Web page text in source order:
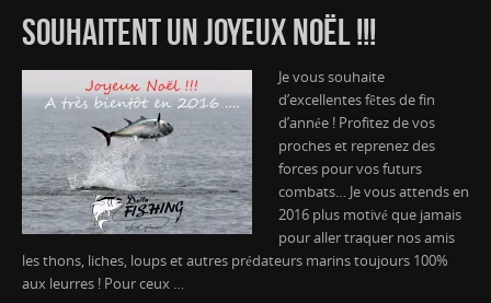
SOUHAITENT UN JOYEUX NOËL !!!
Je vous souhaite
d’excellentes fêtes de fin
d’année ! Profitez de vos
proches et reprenez des
forces pour vos futurs
combats… Je vous attends en
2016 plus motivé que jamais
pour aller traquer nos amis
les thons, liches, loups et autres prédateurs marins toujours 100%
aux leurres ! Pour ceux …